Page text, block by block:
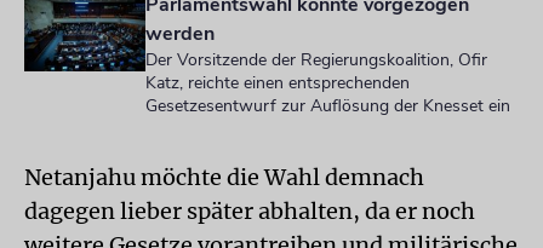
werden
Der Vorsitzende der Regierungskoalition, Ofir
Katz, reichte einen entsprechenden
Gesetzesentwurf zur Auflösung der Knesset ein
Netanjahu möchte die Wahl demnach
dagegen lieber später abhalten, da er noch